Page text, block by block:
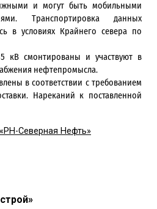
и могут быть мобильными
Транспортировка данных
в условиях Крайнего севера по
кВ смонтированы и участвуют в
нефтепромысла.
в соответствии с требованием
Нареканий к поставленной
Северная Нефть»